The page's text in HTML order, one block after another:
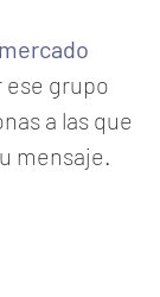
grupo
a las que
mensaje.